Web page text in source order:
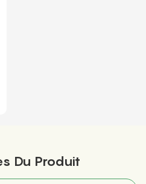
Du Produit